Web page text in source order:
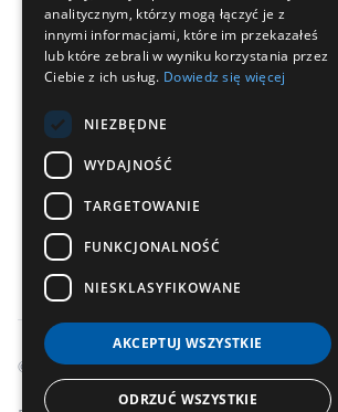
Dobierz
Dobierz
Aplikacja
© 2026 Cooper&Hunter, Wszelkie prawa
analitycznym, którzy mogą łączyć je z
innymi informacjami, które im przekazałeś
lub które zebrali w wyniku korzystania przez
Ciebie z ich usług. Dowiedz się więcej
NIEZBĘDNE
WYDAJNOŚĆ
TARGETOWANIE
FUNKCJONALNOŚĆ
NIESKLASYFIKOWANE
AKCEPTUJ WSZYSTKIE
ODRZUĆ WSZYSTKIE